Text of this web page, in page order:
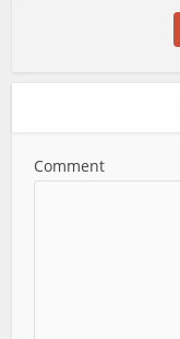
Comment